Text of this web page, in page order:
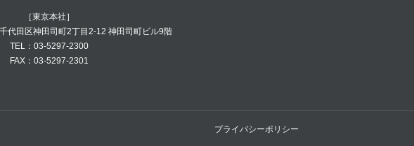
［東京本社］
代田区神田司町2丁目2-12 神田司町ビル9階
TEL：03-5297-2300
FAX：03-5297-2301
プライバシーポリシー